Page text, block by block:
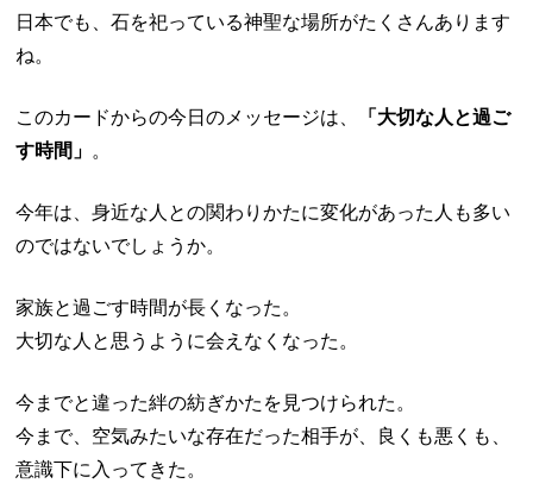
日本でも、石を祀っている神聖な場所がたくさんあります
ね。
このカードからの今日のメッセージは、
「大切な人と過ご
す時間」 。
今年は、身近な人との関わりかたに変化があった人も多い
のではないでしょうか。
家族と過ごす時間が長くなった。
大切な人と思うように会えなくなった。
今までと違った絆の紡ぎかたを見つけられた。
今まで、空気みたいな存在だった相手が、良くも悪くも、
意識下に入ってきた。